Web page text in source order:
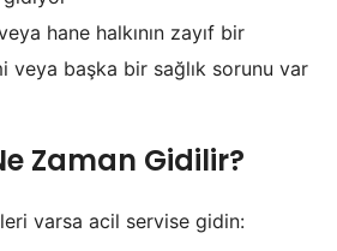
hane halkının zayıf bir
veya başka bir sağlık sorunu var
Zaman Gidilir?
varsa acil servise gidin: